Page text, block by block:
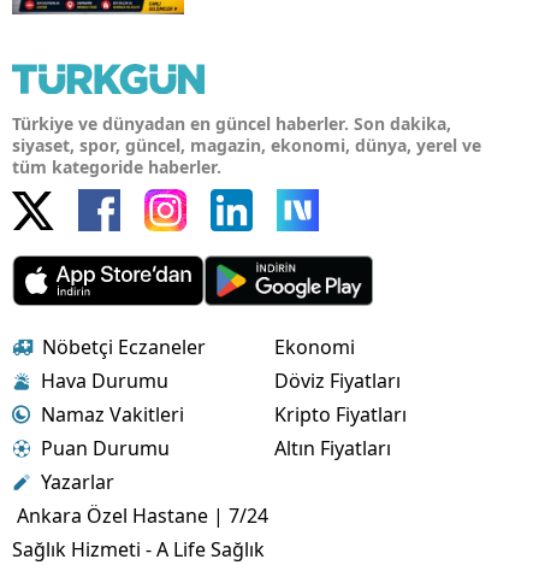
Türkiye ve dünyadan en güncel haberler. Son dakika,
siyaset, spor, güncel, magazin, ekonomi, dünya, yerel ve
tüm kategoride haberler.
Nöbetçi Eczaneler
Hava Durumu
Namaz Vakitleri
Puan Durumu
Yazarlar
Ankara Özel Hastane | 7/24
Sağlık Hizmeti - A Life Sağlık
Ekonomi
Döviz Fiyatları
Kripto Fiyatları
Altın Fiyatları